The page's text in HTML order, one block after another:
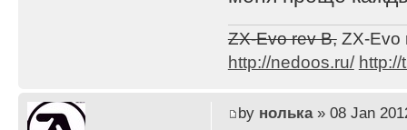
ZX-Evo rev B,ZX-Evo
http://nedoos.ru/
by нолька» 08 Jan